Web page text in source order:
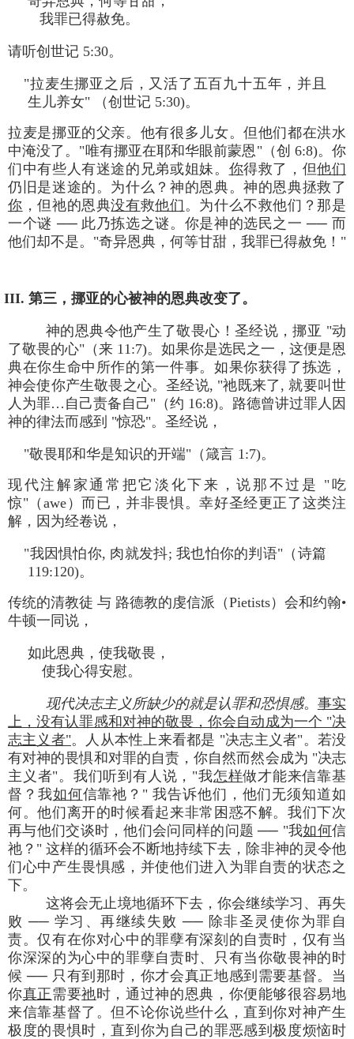
我罪已得赦免。
请听创世记 5:30。
"拉麦生挪亚之后，又活了五百九十五年，并且
生儿养女" （创世记 5:30)。
拉麦是挪亚的父亲。他有很多儿女。但他们都在洪水
中淹没了。"唯有挪亚在耶和华眼前蒙恩"（创 6:8)。你
们中有些人有迷途的兄弟或姐妹。 你得救了，但他们
仍旧是迷途的。为什么？神的恩典。神的恩典拯救了
你 ，但祂的恩典没有救他们 。为什么不救他们？那是
一个谜 ── 此乃拣选之谜。你是神的选民之一 ── 而
他们却不是。"奇异恩典，何等甘甜，我罪已得赦免！"
III. 第三，挪亚的心被神的恩典改变了。
神的恩典令他产生了敬畏心！圣经说，挪亚 "动
了敬畏的心"（来 11:7)。如果你是选民之一，这便是恩
典在你生命中所作的第一件事。如果你获得了拣选，
神会使你产生敬畏之心。圣经说, "祂既来了, 就要叫世
人为罪…自己责备自己"（约 16:8)。路德曾讲过罪人因
神的律法而感到 "惊恐"。圣经说，
"敬畏耶和华是知识的开端"（箴言 1:7)。
现代注解家通常把它淡化下来，说那不过是 "吃
惊"（awe）而已，并非畏惧。幸好圣经更正了这类注
解，因为经卷说，
"我因惧怕你, 肉就发抖; 我也怕你的判语"（诗篇
119:120)。
传统的清教徒 与 路德教的虔信派（Pietists）会和约翰•
牛顿一同说，
如此恩典，使我敬畏，
使我心得安慰。
现代决志主义所缺少的就是认罪和恐惧感。 事实
上，没有认罪感和对神的敬畏，你会自动成为一个 "决
志主义者"。人从本性上来看都是 "决志主义者"。若没
有对神的畏惧和对罪的自责，你自然而然会成为 "决志
主义者"。我们听到有人说，"我怎样做才能来信靠基
督？我如何信靠祂？" 我告诉他们，他们无须知道如
何。他们离开的时候看起来非常困惑不解。我们下次
再与他们交谈时，他们会问同样的问题 ── "我如何信
祂？" 这样的循环会不断地持续下去，除非神的灵令他
们心中产生畏惧感，并使他们进入为罪自责的状态之
下。
这将会无止境地循环下去，你会继续学习、再失
败 ── 学习、再继续失败 ── 除非圣灵使你为罪自
责。仅有在你对心中的罪孽有深刻的自责时，仅有当
你深深的为心中的罪孽自责时、只有当你敬畏神的时
候 ── 只有到那时，你才会真正地感到需要基督。当
你真正需要祂时，通过神的恩典，你便能够很容易地
来信靠基督了。但不论你说些什么，直到你对神产生
极度的畏惧时，直到你为自己的罪恶感到极度烦恼时